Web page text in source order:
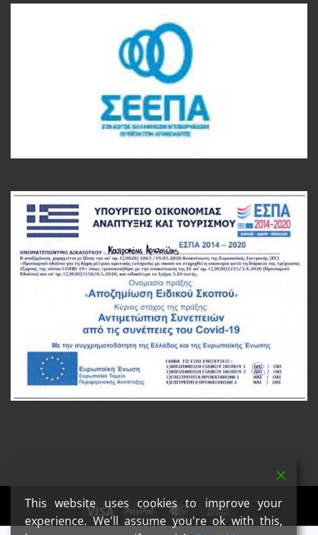
Visa PayPal MasterCard
Cash
On
This website uses cookies to improve your
experience. We'll assume you're ok with this,